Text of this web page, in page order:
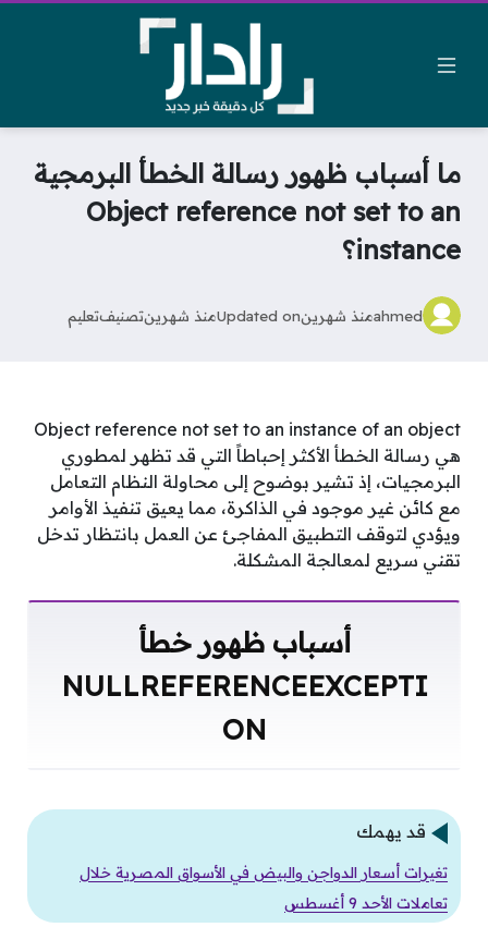
ما أسباب ظهور رسالة الخطأ البرمجية
Object reference not set to an
instance؟
ahmedمنذ شهرينUpdated onمنذ شهرينتصنيفتعليم
Object reference not set to an instance of an object
هي رسالة الخطأ الأكثر إحباطاً التي قد تظهر لمطوري
البرمجيات، إذ تشير بوضوح إلى محاولة النظام التعامل
مع كائن غير موجود في الذاكرة، مما يعيق تنفيذ الأوامر
ويؤدي لتوقف التطبيق المفاجئ عن العمل بانتظار تدخل
تقني سريع لمعالجة المشكلة.
أسباب ظهور خطأ
NULLREFERENCEEXCEPTI
ON
قد يهمك
تغيرات أسعار الدواجن والبيض في الأسواق المصرية خلال
تعاملات الأحد 9 أغسطس